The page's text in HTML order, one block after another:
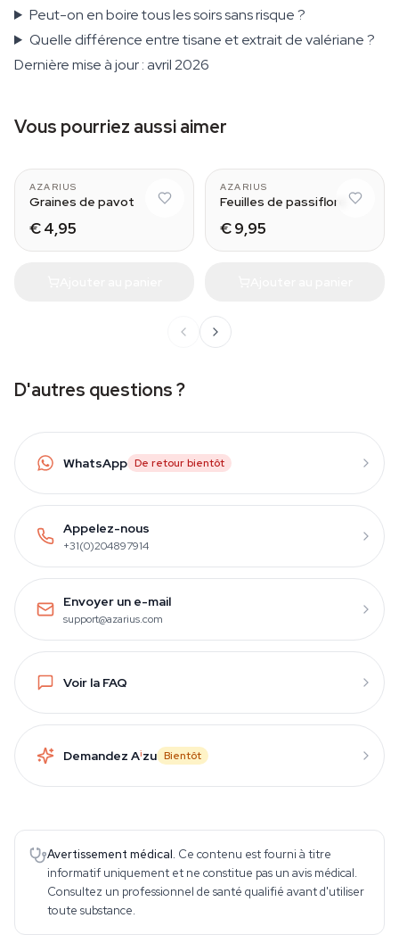
Peut-on en boire tous les soirs sans risque ?
Quelle différence entre tisane et extrait de valériane ?
Dernière mise à jour : avril 2026
Vous pourriez aussi aimer
AZARIUS
Graines de pavot
€ 4,95
AZARIUS
Feuilles de passiflore
€ 9,95
D'autres questions ?
WhatsApp De retour bientôt
Appelez-nous
+31(0)204897914
Envoyer un e-mail
support@azarius.com
Voir la FAQ
Demandez Aizu Bientôt
Avertissement médical. Ce contenu est fourni à titre
informatif uniquement et ne constitue pas un avis médical.
Consultez un professionnel de santé qualifié avant d'utiliser
toute substance.